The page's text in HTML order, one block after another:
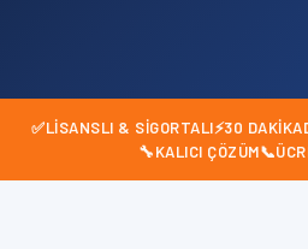
✅LISANSLI & SIGORTALI⚡30
🔧KALICI ÇÖZÜM📞